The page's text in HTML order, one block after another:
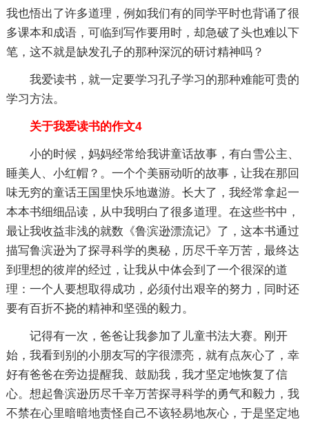
我也悟出了许多道理，例如我们有的同学平时也背诵了很
多课本和成语，可临到写作要用时，却急破了头也难以下
笔，这不就是缺发孔子的那种深沉的研讨精神吗？
我爱读书，就一定要学习孔子学习的那种难能可贵的
学习方法。
关于我爱读书的作文4
小的时候，妈妈经常给我讲童话故事，有白雪公主、
睡美人、小红帽？。一个个美丽动听的故事，让我在那回
味无穷的童话王国里快乐地遨游。长大了，我经常拿起一
本本书细细品读，从中我明白了很多道理。在这些书中，
最让我收益非浅的就数《鲁滨逊漂流记》了，这本书通过
描写鲁滨逊为了探寻科学的奥秘，历尽千辛万苦，最终达
到理想的彼岸的经过，让我从中体会到了一个很深的道
理：一个人要想取得成功，必须付出艰辛的努力，同时还
要有百折不挠的精神和坚强的毅力。
记得有一次，爸爸让我参加了儿童书法大赛。刚开
始，我看到别的小朋友写的字很漂亮，就有点灰心了，幸
好有爸爸在旁边提醒我、鼓励我，我才坚定地恢复了信
心。想起鲁滨逊历尽千辛万苦探寻科学的勇气和毅力，我
不禁在心里暗暗地责怪自己不该轻易地灰心，于是坚定地